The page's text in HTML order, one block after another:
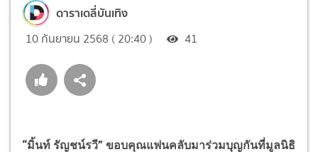
ดาราเดลี่บันเทิง
10 กันยายน 2568 ( 20:40 ) 41
“มิ้นท์ รัญชน์รวี” ขอบคุณแฟนคลับมาร่วมบุญกันที่มูลนิธิ